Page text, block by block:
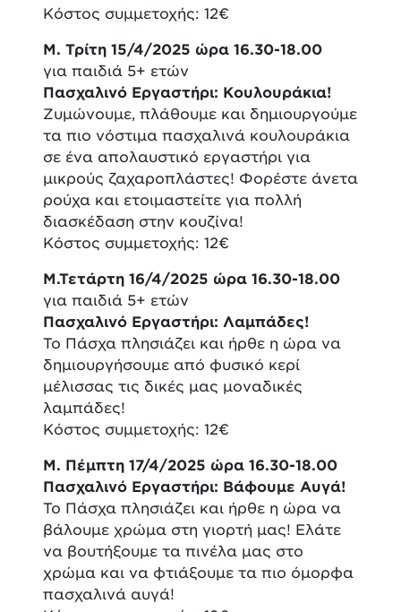
Κόστος συμμετοχής: 12€
Μ. Τρίτη 15/4/2025 ώρα 16.30-18.00
για παιδιά 5+ ετών
Πασχαλινό Εργαστήρι: Κουλουράκια!
Ζυμώνουμε, πλάθουμε και δημιουργούμε
τα πιο νόστιμα πασχαλινά κουλουράκια
σε ένα απολαυστικό εργαστήρι για
μικρούς ζαχαροπλάστες! Φορέστε άνετα
ρούχα και ετοιμαστείτε για πολλή
διασκέδαση στην κουζίνα!
Κόστος συμμετοχής: 12€
Μ.Τετάρτη 16/4/2025 ώρα 16.30-18.00
για παιδιά 5+ ετών
Πασχαλινό Εργαστήρι: Λαμπάδες!
Το Πάσχα πλησιάζει και ήρθε η ώρα να
δημιουργήσουμε από φυσικό κερί
μέλισσας τις δικές μας μοναδικές
λαμπάδες!
Κόστος συμμετοχής: 12€
Μ. Πέμπτη 17/4/2025 ώρα 16.30-18.00
Πασχαλινό Εργαστήρι: Βάφουμε Αυγά!
Το Πάσχα πλησιάζει και ήρθε η ώρα να
βάλουμε χρώμα στη γιορτή μας! Ελάτε
να βουτήξουμε τα πινέλα μας στο
χρώμα και να φτιάξουμε τα πιο όμορφα
πασχαλινά αυγά!